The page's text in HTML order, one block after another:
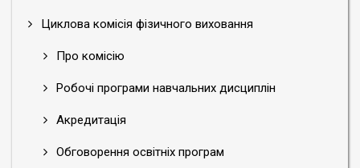
Циклова комісія фізичного виховання
Про комісію
Робочі програми навчальних дисциплін
Акредитація
Обговорення освітніх програм